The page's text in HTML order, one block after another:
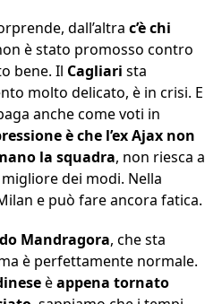
dall’altra c’è chi
è stato promosso contro
bene. Il Cagliari sta
molto delicato, è in crisi. E
anche come voti in
è che l’ex Ajax non
la squadra, non riesca a
dei modi. Nella
e può fare ancora fatica.
Mandragora, che sta
è perfettamente normale.
èappena tornato